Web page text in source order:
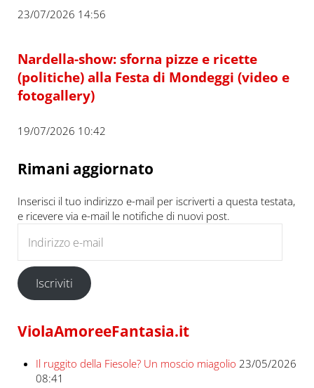
23/07/2026 14:56
Nardella-show: sforna pizze e ricette
(politiche) alla Festa di Mondeggi (video e
fotogallery)
19/07/2026 10:42
Rimani aggiornato
Inserisci il tuo indirizzo e-mail per iscriverti a questa testata,
e ricevere via e-mail le notifiche di nuovi post.
Iscriviti
ViolaAmoreeFantasia.it
Il ruggito della Fiesole? Un moscio miagolio 23/05/2026
08:41